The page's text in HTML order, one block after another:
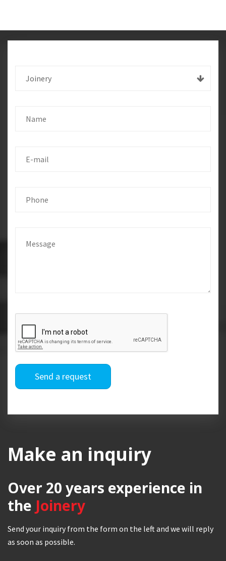
Joinery
Send a request
Make an inquiry
Over 20 years experience in
the Joinery
Send your inquiry from the form on the left and we will reply
as soon as possible.